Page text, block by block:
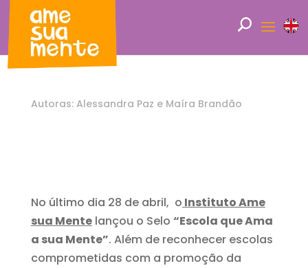
Autoras: Alessandra Paz e Maíra Brandão
No último dia 28 de abril, o Instituto Ame
sua Mentelançou o Selo “Escola que Ama
a sua Mente”. Além de reconhecer escolas
comprometidas com a promoção da